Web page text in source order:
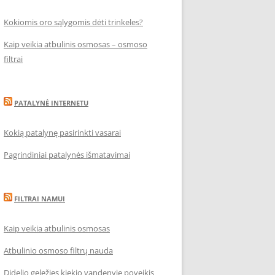
Kokiomis oro sąlygomis dėti trinkeles?
Kaip veikia atbulinis osmosas – osmoso
filtrai
PATALYNĖ INTERNETU
Kokią patalynę pasirinkti vasarai
Pagrindiniai patalynės išmatavimai
FILTRAI NAMUI
Kaip veikia atbulinis osmosas
Atbulinio osmoso filtrų nauda
Didelio geležies kiekio vandenyje poveikis